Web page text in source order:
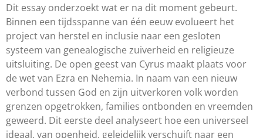
Dit essay onderzoekt wat er na dit moment gebeurt.
Binnen een tijdsspanne van één eeuw evolueert het
project van herstel en inclusie naar een gesloten
systeem van genealogische zuiverheid en religieuze
uitsluiting. De open geest van Cyrus maakt plaats voor
de wet van Ezra en Nehemia. In naam van een nieuw
verbond tussen God en zijn uitverkoren volk worden
grenzen opgetrokken, families ontbonden en vreemden
geweerd. Dit eerste deel analyseert hoe een universeel
ideaal, van openheid, geleidelijk verschuift naar een